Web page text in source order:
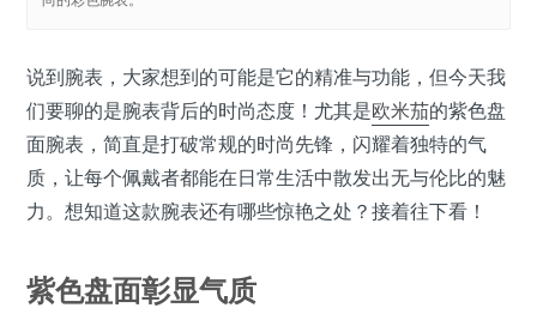
说到腕表，大家想到的可能是它的精准与功能，但今天我
们要聊的是腕表背后的时尚态度！尤其是欧米茄的紫色盘
面腕表，简直是打破常规的时尚先锋，闪耀着独特的气
质，让每个佩戴者都能在日常生活中散发出无与伦比的魅
力。想知道这款腕表还有哪些惊艳之处？接着往下看！
紫色盘面彰显气质